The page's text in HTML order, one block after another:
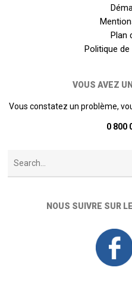
Plan
Politique
VOUS AVEZ
Vous constatez un problème,
0 800
NOUS SUIVRE SUR